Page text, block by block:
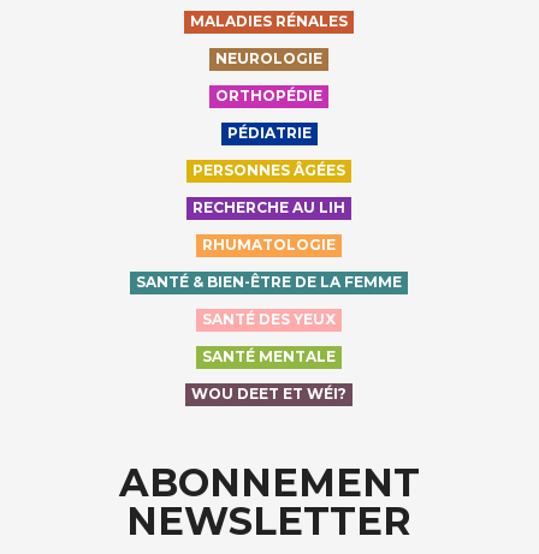
MALADIES RÉNALES
NEUROLOGIE
ORTHOPÉDIE
PÉDIATRIE
PERSONNES ÂGÉES
RECHERCHE AU LIH
RHUMATOLOGIE
SANTÉ & BIEN-ÊTRE DE LA FEMME
SANTÉ DES YEUX
SANTÉ MENTALE
WOU DEET ET WÉI?
ABONNEMENT
NEWSLETTER